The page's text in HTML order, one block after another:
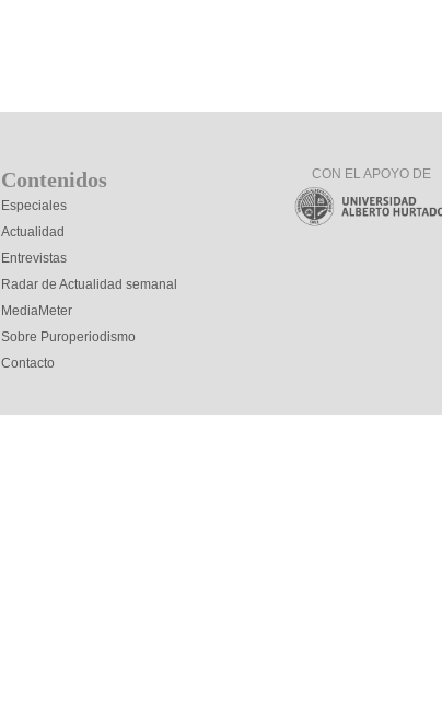
Contenidos
Especiales
Actualidad
Entrevistas
Radar de Actualidad semanal
MediaMeter
Sobre Puroperiodismo
Contacto
CON EL APOYO DE